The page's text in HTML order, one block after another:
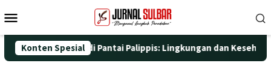
ke
Mobile
Konten Spesial
Nyata di Pantai Palippis: Lingkungan dan Kesehatan Jadi